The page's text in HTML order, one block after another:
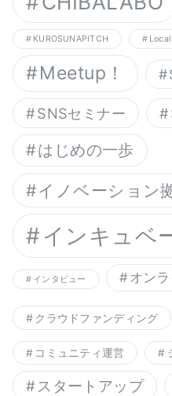
KUROSUNAPITCH
Meetup！
SNSセミナー
はじめの一歩
イノベーション
インキュベ
インタビュー オン
クラウドファンディング
コミュニティ運営
スタートアップ